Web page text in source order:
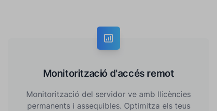
Monitorització d'accés remot
Monitorització del servidor ve amb llicències
permanents i assequibles. Optimitza els teus